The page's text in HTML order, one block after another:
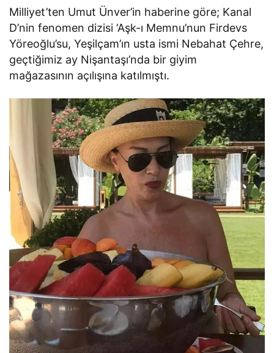
Milliyet’ten Umut Ünver’in haberine göre; Kanal
D’nin fenomen dizisi ‘Aşk-ı Memnu’nun Firdevs
Yöreoğlu’su, Yeşilçam’ın usta ismi Nebahat Çehre,
geçtiğimiz ay Nişantaşı’nda bir giyim
mağazasının açılışına katılmıştı.